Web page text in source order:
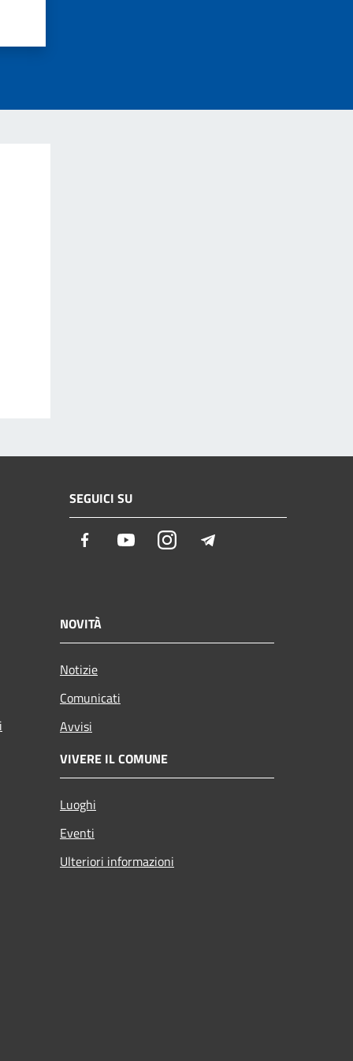
SEGUICI SU
Facebook YoutubeInstagram
NOVITÀ
Notizie
Comunicati
Avvisi
VIVERE IL COMUNE
Luoghi
Eventi
Ulteriori informazioni